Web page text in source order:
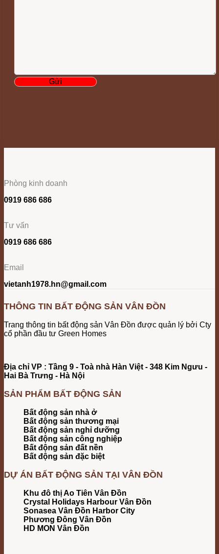
Phòng kinh doanh
0919 686 686
Tư vấn
0919 686 686
Email
vietanh1978.hn@gmail.com
THÔNG TIN BẤT ĐỘNG SẢN VÂN ĐỒN
Trang thông tin bất động sản Vân Đồn được quản lý bởi Cty
cổ phần đầu tư Green Homes
Địa chỉ VP : Tầng 9 - Toà nhà Hàn Việt - 348 Kim Ngưu -
Hai Bà Trưng - Hà Nội
SẢN PHẨM BẤT ĐỘNG SẢN
Bất động sản nhà ở
Bất động sản thương mại
Bất động sản nghỉ dưỡng
Bất động sản công nghiệp
Bất động sản đất nền
Bất động sản đặc biệt
DỰ ÁN BẤT ĐỘNG SẢN TẠI VÂN ĐỒN
Khu đô thị Ao Tiên Vân Đồn
Crystal Holidays Harbour Vân Đồn
Sonasea Vân Đồn Harbor City
Phương Đông Vân Đồn
HD MON Vân Đồn